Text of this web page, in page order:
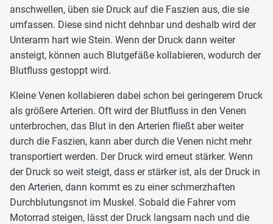
anschwellen, üben sie Druck auf die Faszien aus, die sie
umfassen. Diese sind nicht dehnbar und deshalb wird der
Unterarm hart wie Stein. Wenn der Druck dann weiter
ansteigt, können auch Blutgefäße kollabieren, wodurch der
Blutfluss gestoppt wird.
Kleine Venen kollabieren dabei schon bei geringerem Druck
als größere Arterien. Oft wird der Blutfluss in den Venen
unterbrochen, das Blut in den Arterien fließt aber weiter
durch die Faszien, kann aber durch die Venen nicht mehr
transportiert werden. Der Druck wird erneut stärker. Wenn
der Druck so weit steigt, dass er stärker ist, als der Druck in
den Arterien, dann kommt es zu einer schmerzhaften
Durchblutungsnot im Muskel. Sobald die Fahrer vom
Motorrad steigen, lässt der Druck langsam nach und die